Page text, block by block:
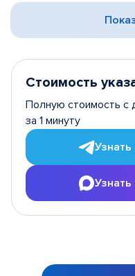
Стоимость
Полную стоимость с
за 1 минуту
Узнать